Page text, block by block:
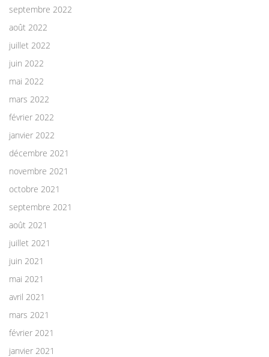
septembre 2022
août 2022
juillet 2022
juin 2022
mai 2022
mars 2022
février 2022
janvier 2022
décembre 2021
novembre 2021
octobre 2021
septembre 2021
août 2021
juillet 2021
juin 2021
mai 2021
avril 2021
mars 2021
février 2021
janvier 2021